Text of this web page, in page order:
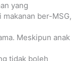
yang
ber-MSG,
Meskipun anak
tidak boleh